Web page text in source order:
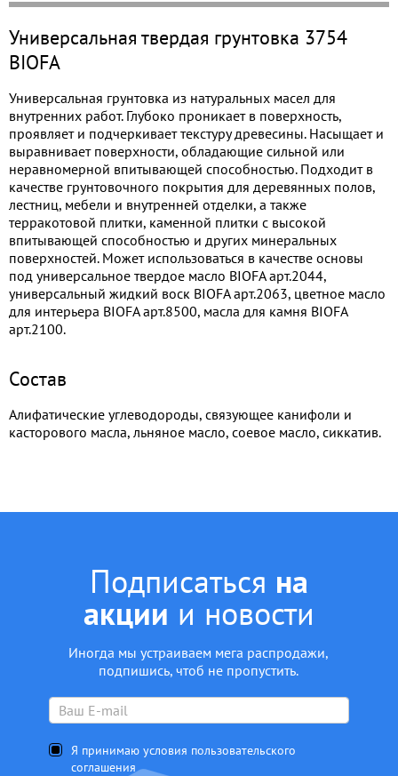
Универсальная твердая грунтовка 3754
BIOFA
Универсальная грунтовка из натуральных масел для
внутренних работ. Глубоко проникает в поверхность,
проявляет и подчеркивает текстуру древесины. Насыщает и
выравнивает поверхности, обладающие сильной или
неравномерной впитывающей способностью. Подходит в
качестве грунтовочного покрытия для деревянных полов,
лестниц, мебели и внутренней отделки, а также
терракотовой плитки, каменной плитки с высокой
впитывающей способностью и других минеральных
поверхностей. Может использоваться в качестве основы
под универсальное твердое масло BIOFA арт.2044,
универсальный жидкий воск BIOFA арт.2063, цветное масло
для интерьера BIOFA арт.8500, масла для камня BIOFA
арт.2100.
Состав
Алифатические углеводороды, связующее канифоли и
касторового масла, льняное масло, соевое масло, сиккатив.
Подписаться на
акции и новости
Иногда мы устраиваем мега распродажи,
подпишись, чтоб не пропустить.
Я принимаю условия пользовательского
соглашения